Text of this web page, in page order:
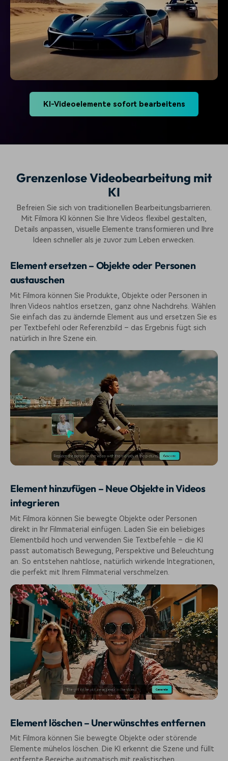
KI-Videoelemente sofort bearbeitens
Grenzenlose Videobearbeitung mit
KI
Befreien Sie sich von traditionellen Bearbeitungsbarrieren.
Mit Filmora KI können Sie Ihre Videos flexibel gestalten,
Details anpassen, visuelle Elemente transformieren und Ihre
Ideen schneller als je zuvor zum Leben erwecken.
Element ersetzen – Objekte oder Personen
austauschen
Mit Filmora können Sie Produkte, Objekte oder Personen in
Ihren Videos nahtlos ersetzen, ganz ohne Nachdrehs. Wählen
Sie einfach das zu ändernde Element aus und ersetzen Sie es
per Textbefehl oder Referenzbild – das Ergebnis fügt sich
natürlich in Ihre Szene ein.
Element hinzufügen – Neue Objekte in Videos
integrieren
Mit Filmora können Sie bewegte Objekte oder Personen
direkt in Ihr Filmmaterial einfügen. Laden Sie ein beliebiges
Elementbild hoch und verwenden Sie Textbefehle – die KI
passt automatisch Bewegung, Perspektive und Beleuchtung
an. So entstehen nahtlose, natürlich wirkende Integrationen,
die perfekt mit Ihrem Filmmaterial verschmelzen.
Element löschen – Unerwünschtes entfernen
Mit Filmora können Sie bewegte Objekte oder störende
Elemente mühelos löschen. Die KI erkennt die Szene und füllt